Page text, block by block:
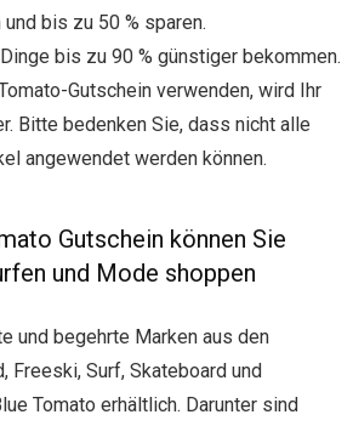
bis zu 50 % sparen.
bis zu 90 % günstiger bekommen.
Gutschein verwenden, wird Ihr
Bitte bedenken Sie, dass nicht alle
angewendet werden können.
Gutschein können Sie
und Mode shoppen
und begehrte Marken aus den
Freeski, Surf, Skateboard und
Tomato erhältlich. Darunter sind